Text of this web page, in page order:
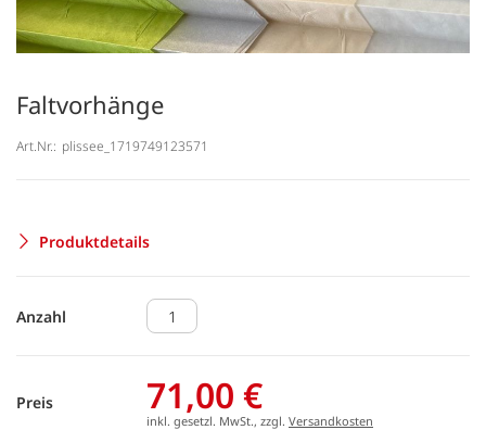
Faltvorhänge
Art.Nr.: plissee_1719749123571
Produktdetails
Anzahl
Preis 71,00 €
inkl. gesetzl. MwSt., zzgl. Versandkosten